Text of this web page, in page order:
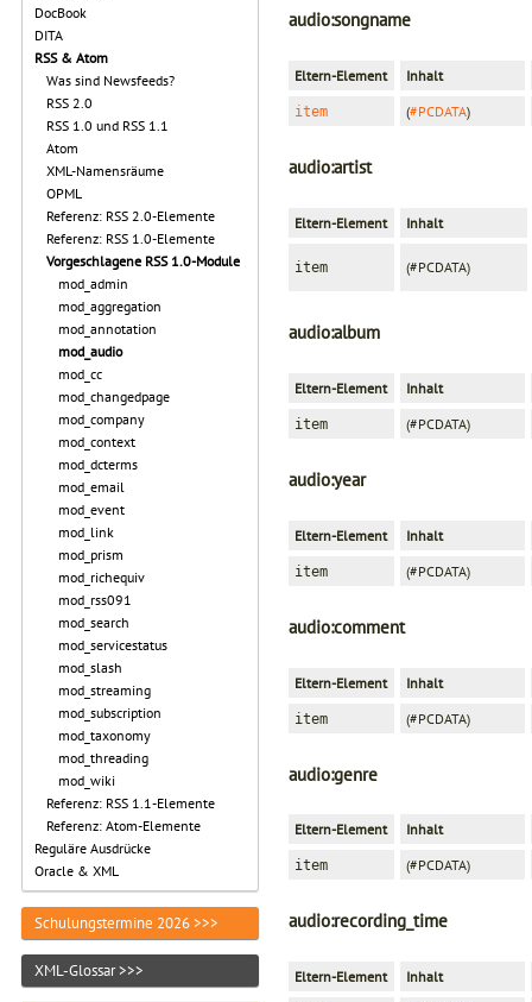
DocBook
DITA
RSS & Atom
Was sind Newsfeeds?
RSS 2.0
RSS 1.0 und RSS 1.1
Atom
XML-Namensräume
OPML
Referenz: RSS 2.0-Elemente
Referenz: RSS 1.0-Elemente
Vorgeschlagene RSS 1.0-Module
mod_admin
mod_aggregation
mod_annotation
mod_audio
mod_cc
mod_changedpage
mod_company
mod_context
mod_dcterms
mod_email
mod_event
mod_link
mod_prism
mod_richequiv
mod_rss091
mod_search
mod_servicestatus
mod_slash
mod_streaming
mod_subscription
mod_taxonomy
mod_threading
mod_wiki
Referenz: RSS 1.1-Elemente
Referenz: Atom-Elemente
Reguläre Ausdrücke
Oracle & XML
Schulungstermine 2026 >>>
XML-Glossar >>>
audio:songname
Eltern-Element Inhalt
item (#PCDATA)
audio:artist
Eltern-Element Inhalt
item (#PCDATA)
audio:album
Eltern-Element Inhalt
item (#PCDATA)
audio:year
Eltern-Element Inhalt
item (#PCDATA)
audio:comment
Eltern-Element Inhalt
item (#PCDATA)
audio:genre
Eltern-Element Inhalt
item (#PCDATA)
audio:recording_time
Eltern-Element Inhalt